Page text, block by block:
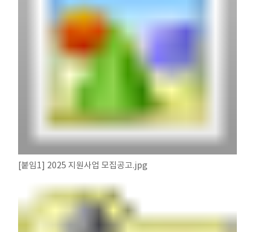
[붙임1] 2025 지원사업 모집공고.jpg